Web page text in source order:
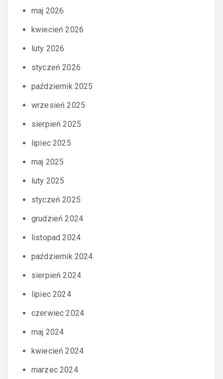
maj 2026
kwiecień 2026
luty 2026
styczeń 2026
październik 2025
wrzesień 2025
sierpień 2025
lipiec 2025
maj 2025
luty 2025
styczeń 2025
grudzień 2024
listopad 2024
październik 2024
sierpień 2024
lipiec 2024
czerwiec 2024
maj 2024
kwiecień 2024
marzec 2024